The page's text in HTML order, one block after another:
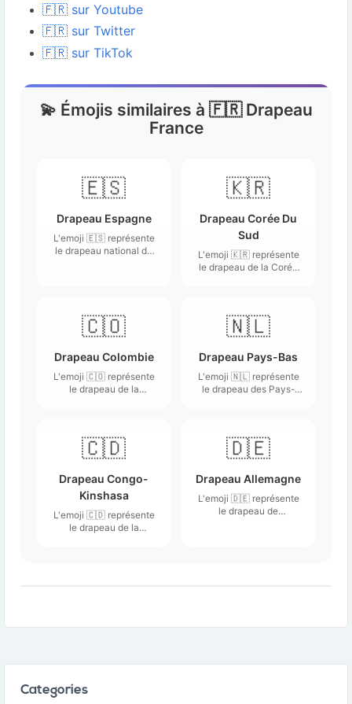
🇫🇷 sur Youtube
🇫🇷 sur Twitter
🇫🇷 sur TikTok
💫 Émojis similaires à 🇫🇷 Drapeau
France
🇪🇸
Drapeau Espagne
L'emoji 🇪🇸 représente
le drapeau national de
milieu, et une rouge en
bas, avec le blason
espagnol sur la bande
jaune.
🇰🇷
Drapeau Corée Du
Sud
L'emoji 🇰🇷 représente
le drapeau de la Corée
🇨🇴
Drapeau Colombie
L'emoji 🇨🇴 représente
le drapeau de la
jaune en haut occupant
la moitié supérieure,
bleue et d'une bande
rouge en bas.
🇳🇱
Drapeau Pays-Bas
L'emoji 🇳🇱 représente
le drapeau des Pays-
rouge, blanche et bleue.
🇨🇩
Drapeau Congo-
Kinshasa
L'emoji 🇨🇩 représente
le drapeau de la
🇩🇪
Drapeau Allemagne
L'emoji 🇩🇪 représente
le drapeau de
Categories